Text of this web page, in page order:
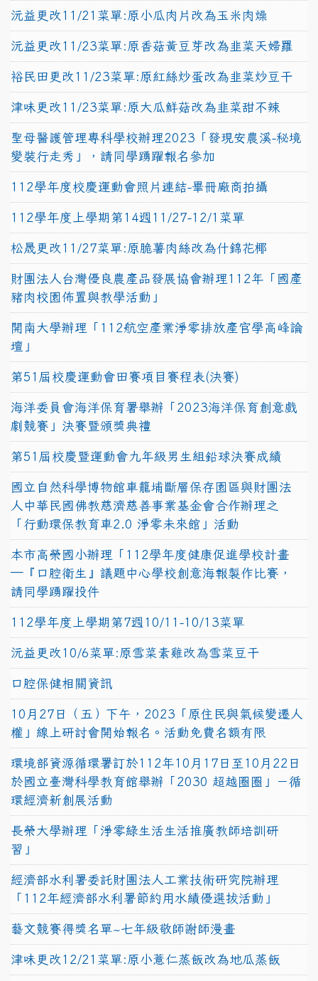
沅益更改11/21菜單:原小瓜肉片改為玉米肉燥
沅益更改11/23菜單:原香菇黃豆芽改為韭菜天婦羅
裕民田更改11/23菜單:原紅絲炒蛋改為韭菜炒豆干
津味更改11/23菜單:原大瓜鮮菇改為韭菜甜不辣
聖母醫護管理專科學校辦理2023「發現安農溪-秘境
變裝行走秀」，請同學踴躍報名參加
112學年度校慶運動會照片連結-畢冊廠商拍攝
112學年度上學期第14週11/27-12/1菜單
松晟更改11/27菜單:原脆薯肉絲改為什錦花椰
財團法人台灣優良農產品發展協會辦理112年「國產
豬肉校園佈置與教學活動」
開南大學辦理「112航空產業淨零排放產官學高峰論
壇」
第51屆校慶運動會田賽項目賽程表(決賽)
海洋委員會海洋保育署舉辦「2023海洋保育創意戲
劇競賽」決賽暨頒獎典禮
第51屆校慶暨運動會九年級男生組鉛球決賽成績
國立自然科學博物館車籠埔斷層保存園區與財團法
人中華民國佛教慈濟慈善事業基金會合作辦理之
「行動環保教育車2.0 淨零未來館」活動
本市高榮國小辦理「112學年度健康促進學校計畫
─『口腔衛生』議題中心學校創意海報製作比賽，
請同學踴躍投件
112學年度上學期第7週10/11-10/13菜單
沅益更改10/6菜單:原雪菜素雞改為雪菜豆干
口腔保健相關資訊
10月27日（五）下午，2023「原住民與氣候變遷人
權」線上研討會開始報名。活動免費名額有限
環境部資源循環署訂於112年10月17日至10月22日
於國立臺灣科學教育館舉辦「2030 超越圈圈」－循
環經濟新創展活動
長榮大學辦理「淨零綠生活生活推廣教師培訓研
習」
經濟部水利署委託財團法人工業技術研究院辦理
「112年經濟部水利署節約用水績優選拔活動」
藝文競賽得獎名單~七年級敬師謝師漫畫
津味更改12/21菜單:原小薏仁蒸飯改為地瓜蒸飯